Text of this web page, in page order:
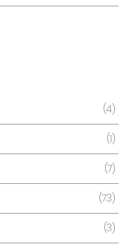
4
1
7
73
3